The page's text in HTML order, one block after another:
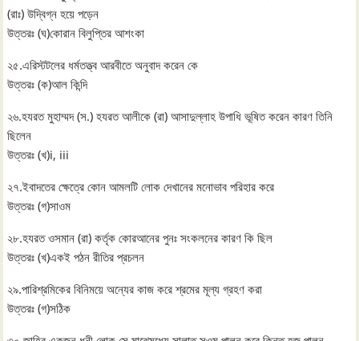
(রাঃ) উদ্বিগ্ন হয়ে পড়েন
উত্তরঃ (ঘ)কোরান বিলুপ্তির আশংকা
২৫.এরিস্টটলের ধর্মতত্ত্ব আরবীতে অনুবাদ করেন কে
উত্তরঃ (ক)আল কিন্দি
২৬.হযরত মুহাম্মদ (স.) হযরত আলীকে (রা) আসাদুল্লাহ উপাধি ভূষিত করেন কারণ তিনি
ছিলেন
উত্তরঃ (খ)i, iii
২৭.ইবাদতের ক্ষেত্রে কোন আমলটি লোক দেখানের মনোভাব পরিহার করে
উত্তরঃ (গ)সাওম
২৮.হযরত ওসমান (রা) কর্তৃক কোরআনের পুনঃ সংকলনের কারণ কি ছিল
উত্তরঃ (খ)একই পঠন রীতির প্রচলন
২৯.পারিশ্রমিকের বিনিময়ে অন্যের কাজ করে শ্রমের মূল্য গ্রহণ করা
উত্তরঃ (গ)সঠিক